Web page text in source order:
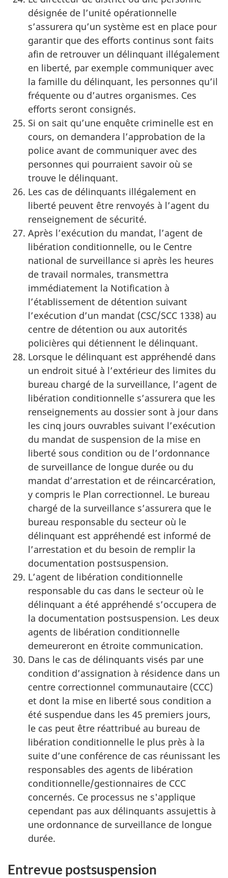
désignée de l’unité opérationnelle
s’assurera qu’un système est en place pour
garantir que des efforts continus sont faits
afin de retrouver un délinquant illégalement
en liberté, par exemple communiquer avec
la famille du délinquant, les personnes qu’il
fréquente ou d’autres organismes. Ces
efforts seront consignés.
Si on sait qu’une enquête criminelle est en
cours, on demandera l’approbation de la
police avant de communiquer avec des
personnes qui pourraient savoir où se
trouve le délinquant.
Les cas de délinquants illégalement en
liberté peuvent être renvoyés à l’agent du
renseignement de sécurité.
Après l’exécution du mandat, l’agent de
libération conditionnelle, ou le Centre
national de surveillance si après les heures
de travail normales, transmettra
immédiatement la Notification à
l’établissement de détention suivant
l’exécution d’un mandat (CSC/SCC 1338) au
centre de détention ou aux autorités
policières qui détiennent le délinquant.
Lorsque le délinquant est appréhendé dans
un endroit situé à l’extérieur des limites du
bureau chargé de la surveillance, l’agent de
libération conditionnelle s’assurera que les
renseignements au dossier sont à jour dans
les cinq jours ouvrables suivant l’exécution
du mandat de suspension de la mise en
liberté sous condition ou de l’ordonnance
de surveillance de longue durée ou du
mandat d’arrestation et de réincarcération,
y compris le Plan correctionnel. Le bureau
chargé de la surveillance s’assurera que le
bureau responsable du secteur où le
délinquant est appréhendé est informé de
l’arrestation et du besoin de remplir la
documentation postsuspension.
L’agent de libération conditionnelle
responsable du cas dans le secteur où le
délinquant a été appréhendé s’occupera de
la documentation postsuspension. Les deux
agents de libération conditionnelle
demeureront en étroite communication.
Dans le cas de délinquants visés par une
condition d’assignation à résidence dans un
centre correctionnel communautaire (CCC)
et dont la mise en liberté sous condition a
été suspendue dans les 45 premiers jours,
le cas peut être réattribué au bureau de
libération conditionnelle le plus près à la
suite d’une conférence de cas réunissant les
responsables des agents de libération
conditionnelle/gestionnaires de CCC
concernés. Ce processus ne s'applique
cependant pas aux délinquants assujettis à
une ordonnance de surveillance de longue
durée.
Entrevue postsuspension